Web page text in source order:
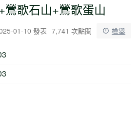
鶯歌石山+鶯歌蛋山
01-10 發表 7,741 次點閱 檢舉